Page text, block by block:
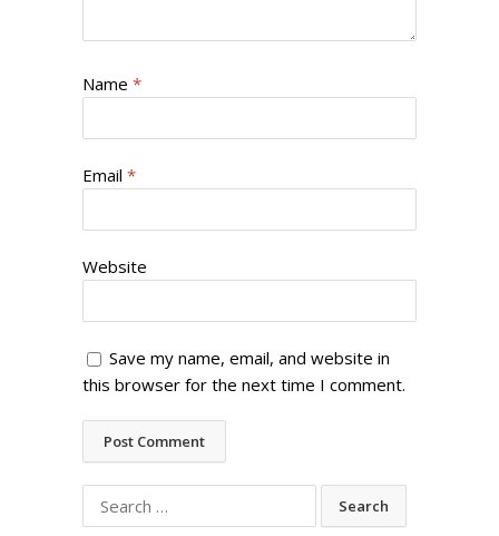
Name *
Email *
Website
Save my name, email, and website in
this browser for the next time I comment.
Search
for: